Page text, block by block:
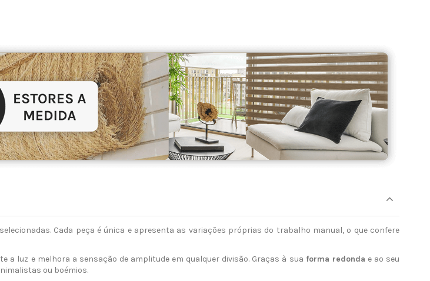
selecionadas. Cada peça é única e apresenta as variações próprias do trabalho manual, o que confere
luz e melhora a sensação de amplitude em qualquer divisão. Graças à sua forma redonda e ao seu
ou boémios.